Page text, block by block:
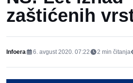
zaštićenih
Infoera 6. avgust 2020. 07:22 2 min čitanja